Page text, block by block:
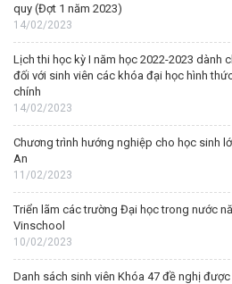
quy (Đợt 1 năm 2023)
14/02/2023
Lịch thi học kỳ I năm học 2022-2023 dành
đối với sinh viên các khóa đại học hình
chính
14/02/2023
Chương trình hướng nghiệp cho học sinh
An
11/02/2023
Triển lãm các trường Đại học trong nước
Vinschool
10/02/2023
Danh sách sinh viên Khóa 47 đề nghị